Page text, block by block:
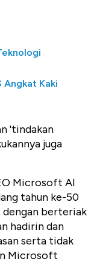
Angkat Kaki
'tindakan
juga
Microsoft AI
tahun ke-50
dengan berteriak
hadirin dan
serta tidak
Microsoft